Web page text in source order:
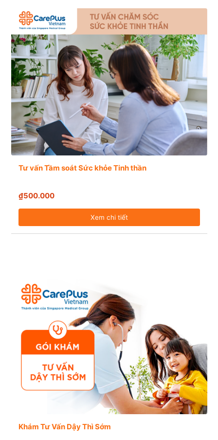
Tư vấn Tầm soát Sức khỏe Tinh thần
₫500.000
Xem chi tiết
Khám Tư Vấn Dậy Thì Sớm